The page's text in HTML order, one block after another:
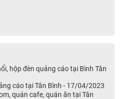
hộp đèn quảng cáo tại Bình Tân
cáo tại Tân Bình - 17/04/2023
quán cafe, quán ăn tại Tân